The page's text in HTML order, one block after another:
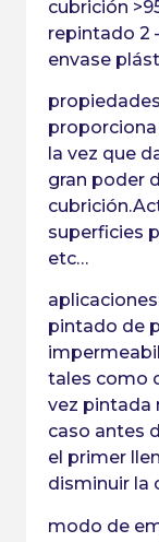
cubrición
repintado 2
envase
proporciona
la vez que
gran poder
superficies
etc…
pintado de
tales como
vez pintada
caso antes
el primer
disminuir la
modo de